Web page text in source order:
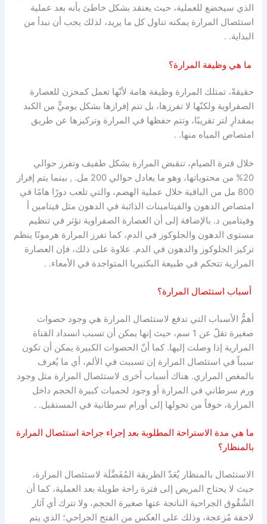
الذي سيخضع للعملية، حيث يعتقد بشكل خاطئ بأنه بعد عملية
استئصال المرارة يمكنه تناول كل ما يريد، لذلك يجب أن نبدأ من
البداية. .
ما هي وظيفة المرارة؟
حقيقةً، تمتلك المرارة وظيفة هامة لأنّها تعمل كمخزن للعصارة
الصفراوية ولكنّها لا تفرزها، بل تتم إفرازها بشكل يوميٍّ من الكبد
بمقدارِ لتر تقريبًا، وتتم حفظها في المرارة وتركيزها عن طريق
امتصاص المياه منها. .
خلال فترة الصيام، تنقبض المرارة بشكل طفيف وتفرز حوالي
20% من محتوياتها، وهو ما يعادل حوالي 200 مل. , بينما يتم إفراز
800 مل من الباقية خلال عملية الهضم، والتي تلعب دورًا هامًا في
امتصاص الدهون والفيتامينات الذائبة في الدهون مثل فيتامين أ
وفيتامين د. بالإضافة إلى أن العصارة الصفراوية تؤثر في تنظيم
مستوى الدهون والجلوكوز في الدم، كما تفرز المرارة هرمونًا ينظم
تركيز الجلوكوز والدهون في الدم. علاوة على ذلك، فإن العصارة
المرارية تتحكم في طبيعة البكتيريا المتواجدة في الأمعاء. .
أسباب استئصال المرارة؟
أهمُّ الأسباب التي تدفع لاستئصال المرارة هي وجود حصوات
صغيرة تقلّ عن 1 سم، حيث إنها يمكن أن تسبب انسداد القناة
المرارية إذا وصلت إليها. كما أنّ الحصوات الكبيرة يمكن أن تكون
سبباً في استئصال المرارة إن تسببت في الألم، أي ما يُعرف
بالمغص المراري. هناك أسباب أخرى لاستئصال المرارة مثل وجود
ورم سرطاني في المرارة أو وجود لحميات كبيرة الحجم داخل
المرارة، خوفاً من تحولها إلى أورام سرطانية في المستقبل. .
ما هي مدة الاستراحة المطلوبة بعد إجراء جراحة استئصال المرارة
بالمنظار؟
الاستئصال بالمنظار يُعَدّ الطريقة المُفَضَّلَة لاستئصال المرارة،
حيث لا يحتاج المريض إلى فترة راحة طويلة بعد العملية، كما أن
الشُقُوق الجراحية الناتجة عنها صغيرة الحجم، ولا تترك أي آثار
لاحقة مُزعجة، وذلك على العكس من الفتح الجراحي؛ الذي يتم